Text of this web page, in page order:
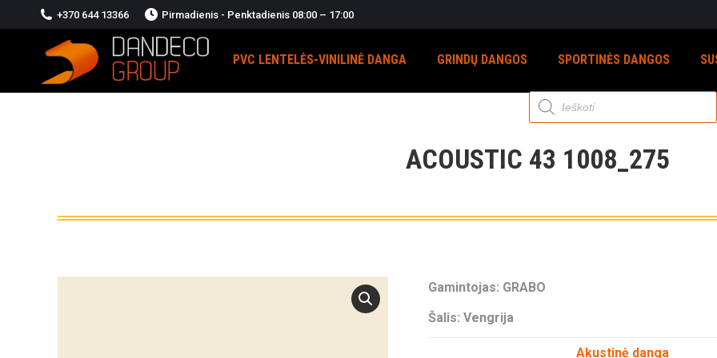
+370 644 13366 Pirmadienis - Penktadienis 08:00 – 17:00
PVC LENTELĖS-VINILINĖ DANGA GRINDŲ DANGOS SPORTINĖS DANGOS
Products
search
ACOUSTIC 43 1008_275
Gamintojas: GRABO
Šalis: Vengrija
Akustinė danga